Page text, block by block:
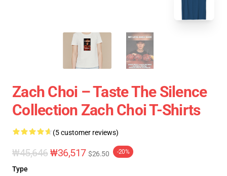
Zach Choi – Taste The Silence
Collection Zach Choi T-Shirts
(5 customer reviews)
₩45,646₩36,517 $26.50 -20%
Type